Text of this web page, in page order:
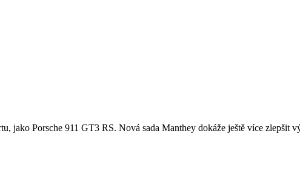
jako Porsche 911 GT3 RS. Nová sada Manthey dokáže ještě více zlepšit